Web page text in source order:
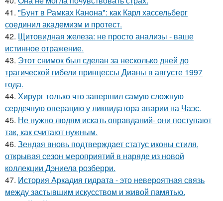
41. "Бунт в Рамках Канона": как Карл хассельберг
соединил академизм и протест.
42. Щитовидная железа: не просто анализы - ваше
истинное отражение.
43. Этот снимок был сделан за несколько дней до
трагической гибели принцессы Дианы в августе 1997
года.
44. Хирург только что завершил самую сложную
сердечную операцию у ликвидатора аварии на Чаэс.
45. Не нужно людям искать оправданий- они поступают
так, как считают нужным.
46. Зендая вновь подтверждает статус иконы стиля,
открывая сезон мероприятий в наряде из новой
коллекции Дэниела розберри.
47. История Аркадия гидрата - это невероятная связь
между застывшим искусством и живой памятью.